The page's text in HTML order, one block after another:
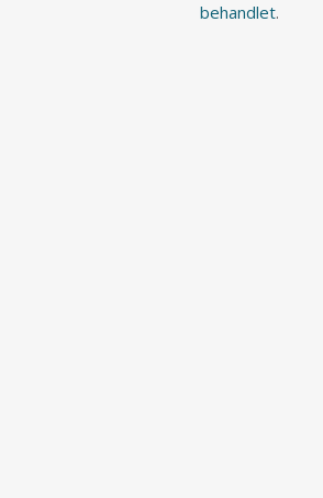
behandlet.